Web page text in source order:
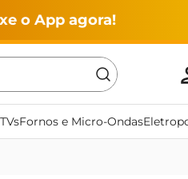
o App agora!
TVsFornos e Micro-Ondas